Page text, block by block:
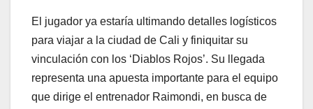
El jugador ya estaría ultimando detalles logísticos
para viajar a la ciudad de Cali y finiquitar su
vinculación con los ‘Diablos Rojos’. Su llegada
representa una apuesta importante para el equipo
que dirige el entrenador Raimondi, en busca de